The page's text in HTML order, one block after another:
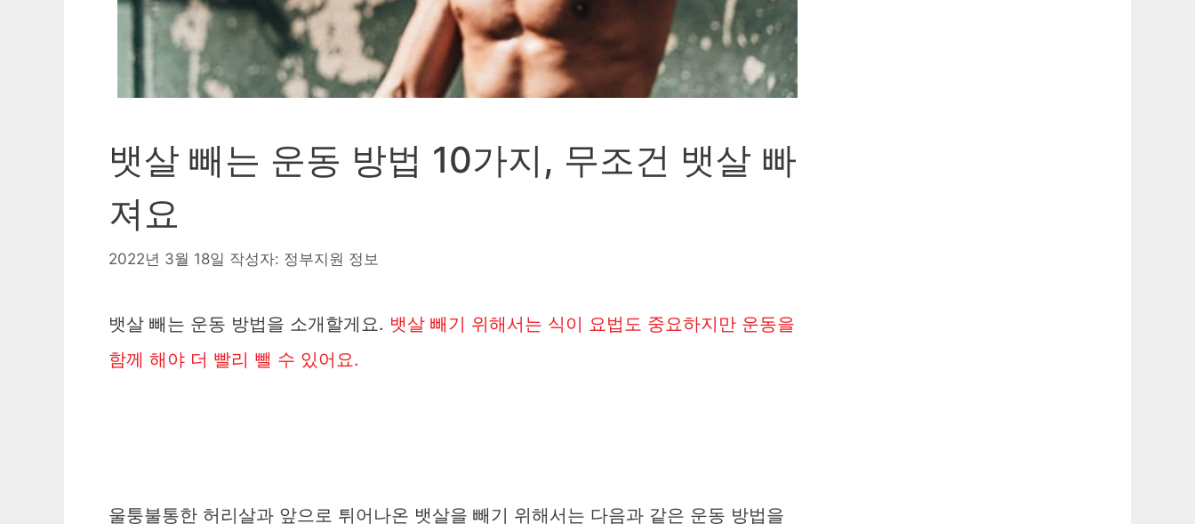
뱃살 빼는 운동 방법 10가지, 무조건 뱃살 빠
져요
2022년 3월 18일 작성자: 정부지원 정보
뱃살 빼는 운동 방법을 소개할게요. 뱃살 빼기 위해서는 식이 요법도 중요하지만 운동을
함께 해야 더 빨리 뺄 수 있어요.
울퉁불통한 허리살과 앞으로 튀어나온 뱃살을 빼기 위해서는 다음과 같은 운동 방법을